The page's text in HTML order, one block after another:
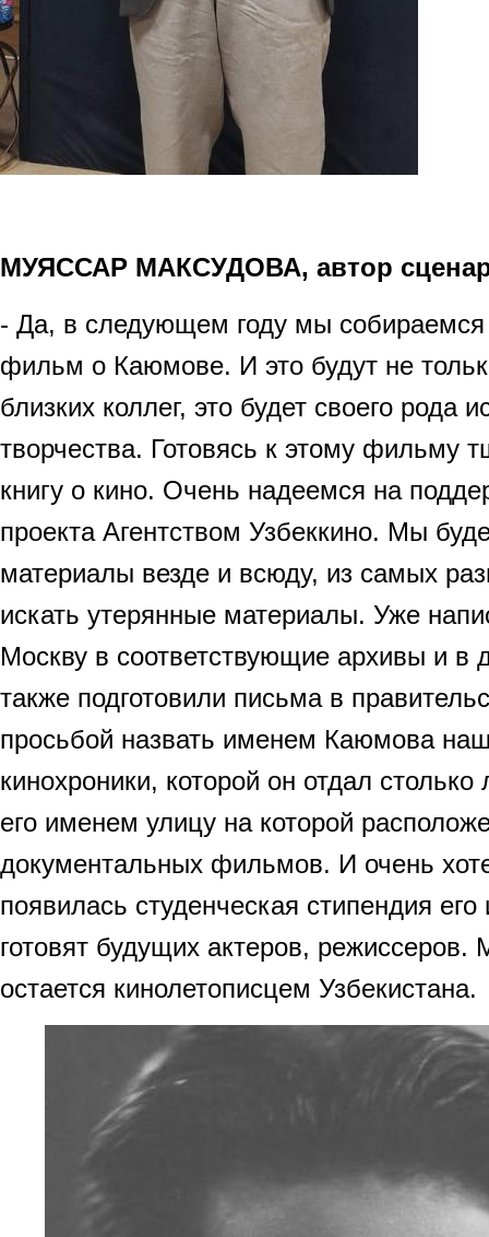
МУЯССАР МАКСУДОВА, автор
- Да, в следующем году мы собираемся
фильм о Каюмове. И это будут не
близких коллег, это будет своего рода
творчества. Готовясь к этому фильму
книгу о кино. Очень надеемся на
проекта Агентством Узбеккино. Мы
материалы везде и всюду, из самых
искать утерянные материалы. Уже
Москву в соответствующие архивы и в
также подготовили письма в
просьбой назвать именем Каюмова
кинохроники, которой он отдал столько
его именем улицу на которой
документальных фильмов. И очень
появилась студенческая стипендия
готовят будущих актеров,
остается кинолетописцем Узбекистана.